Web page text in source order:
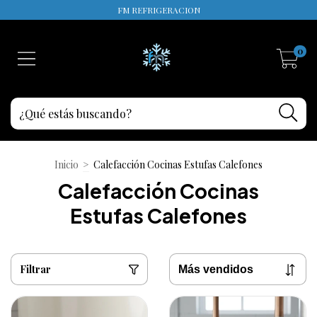
FM REFRIGERACION
0
Inicio > Calefacción Cocinas Estufas Calefones
Calefacción Cocinas
Estufas Calefones
Filtrar